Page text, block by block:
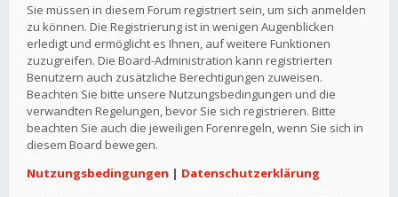
Sie müssen in diesem Forum registriert sein, um sich anmelden
zu können. Die Registrierung ist in wenigen Augenblicken
erledigt und ermöglicht es Ihnen, auf weitere Funktionen
zuzugreifen. Die Board-Administration kann registrierten
Benutzern auch zusätzliche Berechtigungen zuweisen.
Beachten Sie bitte unsere Nutzungsbedingungen und die
verwandten Regelungen, bevor Sie sich registrieren. Bitte
beachten Sie auch die jeweiligen Forenregeln, wenn Sie sich in
diesem Board bewegen.
Nutzungsbedingungen | Datenschutzerklärung